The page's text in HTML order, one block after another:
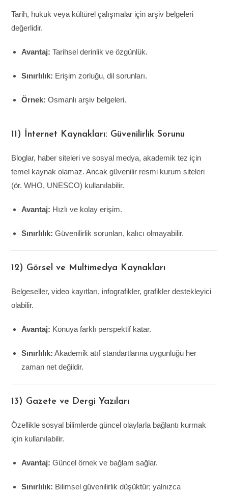
Tarih, hukuk veya kültürel çalışmalar için arşiv belgeleri
değerlidir.
Avantaj: Tarihsel derinlik ve özgünlük.
Sınırlılık: Erişim zorluğu, dil sorunları.
Örnek: Osmanlı arşiv belgeleri.
11) İnternet Kaynakları: Güvenilirlik Sorunu
Bloglar, haber siteleri ve sosyal medya, akademik tez için
temel kaynak olamaz. Ancak güvenilir resmi kurum siteleri
(ör. WHO, UNESCO) kullanılabilir.
Avantaj: Hızlı ve kolay erişim.
Sınırlılık: Güvenilirlik sorunları, kalıcı olmayabilir.
12) Görsel ve Multimedya Kaynakları
Belgeseller, video kayıtları, infografikler, grafikler destekleyici
olabilir.
Avantaj: Konuya farklı perspektif katar.
Sınırlılık: Akademik atıf standartlarına uygunluğu her
zaman net değildir.
13) Gazete ve Dergi Yazıları
Özellikle sosyal bilimlerde güncel olaylarla bağlantı kurmak
için kullanılabilir.
Avantaj: Güncel örnek ve bağlam sağlar.
Sınırlılık: Bilimsel güvenilirlik düşüktür; yalnızca